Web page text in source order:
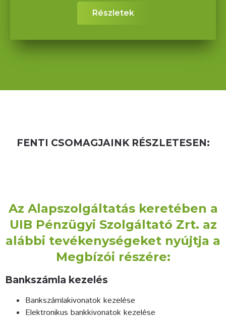
Részletek
FENTI CSOMAGJAINK RÉSZLETESEN:
Az Alapszolgáltatás keretében a
UIB Pénzügyi Szolgáltató Zrt. az
alábbi tevékenységeket nyújtja a
Megbízói részére:
Bankszámla kezelés
Bankszámlakivonatok kezelése
Elektronikus bankkivonatok kezelése